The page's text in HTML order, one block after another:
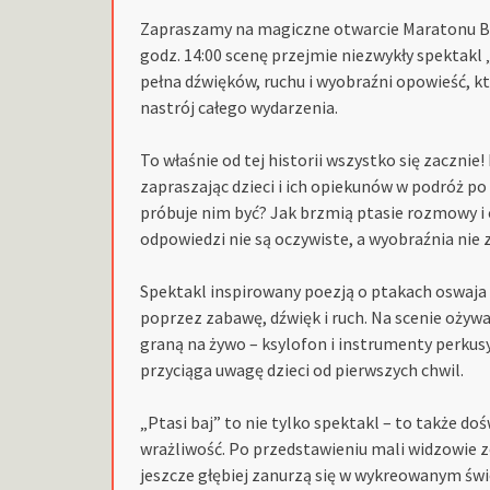
Zapraszamy na magiczne otwarcie Maratonu
godz. 14:00 scenę przejmie niezwykły
pełna dźwięków, ruchu i wyobraźni opowieść,
nastrój całego wydarzenia.
To właśnie od tej historii wszystko się
zapraszając dzieci i ich opiekunów w podróż
próbuje nim być? Jak brzmią ptasie rozmowy
odpowiedzi nie są oczywiste, a wyobraźnia nie
Spektakl inspirowany poezją o ptakach
poprzez zabawę, dźwięk i ruch. Na scenie
graną na żywo – ksylofon i instrumenty
przyciąga uwagę dzieci od pierwszych chwil.
„Ptasi baj” to nie tylko spektakl – to także
wrażliwość. Po przedstawieniu mali widzowie
jeszcze głębiej zanurzą się w wykreowanym